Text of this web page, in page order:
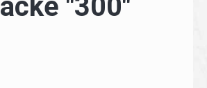
"300"